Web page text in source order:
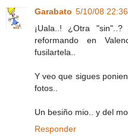
Garabato 5/10/08 22:36
¡Uala..! ¿Otra
reformando en
fusilartela..
Y veo que sigues
fotos..
Un besiño mio.. y del
Responder